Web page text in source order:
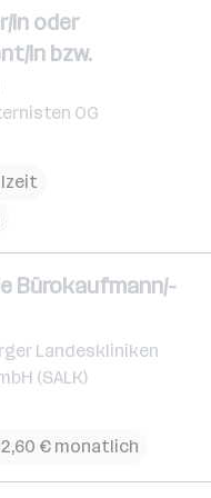
in oder
in bzw.
OG
Bürokaufmann/-
Landeskliniken
(SALK)
€ monatlich